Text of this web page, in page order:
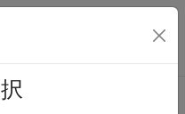
ゲーション メ
きのアプリ